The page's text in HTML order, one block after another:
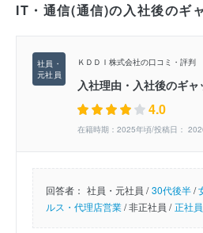
IT・通信(通信)の入社後のギ
ＫＤＤＩ株式会社の口コミ・評判
入社理由・入社後のギャ
4.0
在籍時期：2025年頃/投稿日：
回答者： 社員・元社員 / 30代後半/
ルス・代理店営業/非正社員 / 正社員